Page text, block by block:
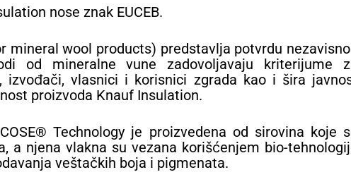
nose znak EUCEB.
mineral wool products) predstavlja potvrdu
od mineralne vune zadovoljavaju kriterijume
izvođači, vlasnici i korisnici zgrada kao i šira
proizvoda Knauf Insulation.
Technology je proizvedena od sirovina koje
a njena vlakna su vezana korišćenjem bio-
veštačkih boja i pigmenata.